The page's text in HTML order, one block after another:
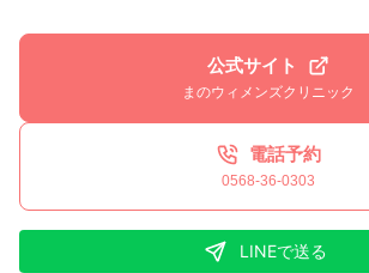
公式サイト
まのウィメンズクリニック
電話予約
0568-36-0303
LINEで送る